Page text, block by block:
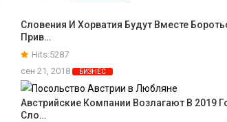
Словения И Хорватия Будут Вместе
Прив…
Hits:5287
сен 21, 2018
БИЗНЕС
Австрийские Компании Возлагают В 2019
Сло…